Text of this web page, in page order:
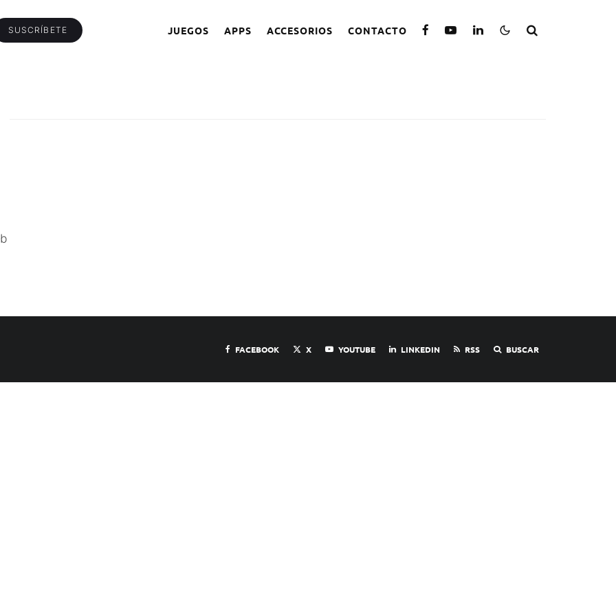
SUSCRÍBETE JUEGOS APPS ACCESORIOS CONTACTO
FACEBOOK X YOUTUBE LINKEDIN RSS BUSCAR